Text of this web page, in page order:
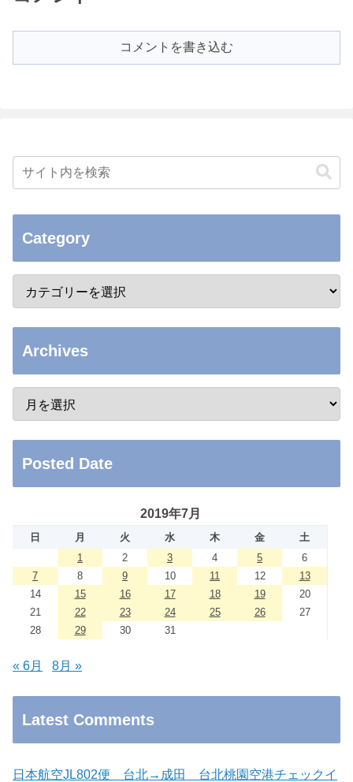
コメントを書き込む
Category
Archives
Posted Date
2019年7月
日 月 火 水 木 金
土
1
2 3 4 5
6
7
8 9 10 11 12
13
14
15 16 17 18 19
20
21
22 23 24 25 26
27
28
29 30 31
« 6月 8月 »
Latest Comments
日本航空JL802便 台北→成田 台北桃園空港チェックイ